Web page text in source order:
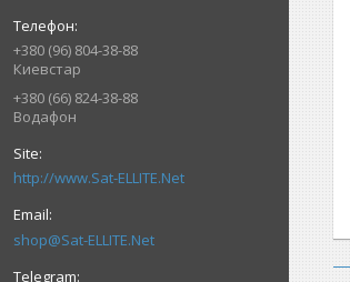
+380 (96) 804-38-88
Киевстар
+380 (66) 824-38-88
Водафон
http://www.Sat-ELLITE.Net
shop@Sat-ELLITE.Net